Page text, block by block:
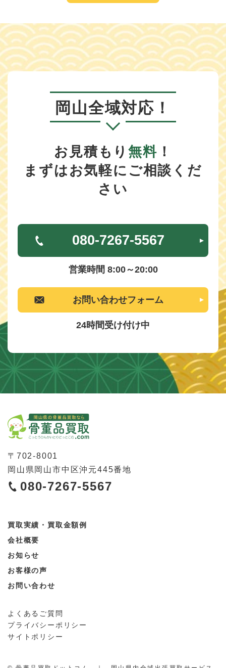
岡山全域対応！
お見積もり無料 ！
まずはお気軽にご相談くだ
さい
080-7267-5567
営業時間 8:00～20:00
お問い合わせフォーム
24時間受け付け中
〒 702-8001
岡山県岡山市中区沖元445番地
080-7267-5567
買取実績・買取金額例
会社概要
お知らせ
お客様の声
お問い合わせ
よくあるご質問
プライバシーポリシー
サイトポリシー